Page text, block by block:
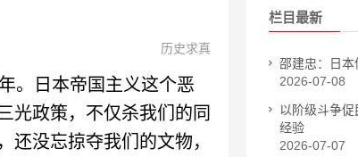
历史求真
。日本帝国主义这个恶
光政策，不仅杀我们的同
没忘掠夺我们的文物，
栏目最新
邵建忠：日
2026-07-08
以阶级斗争
经验
2026-07-07